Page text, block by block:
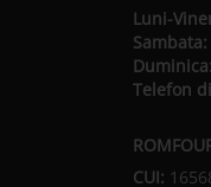
Luni-
Sambata:
Duminica:
Telefon
CUI: